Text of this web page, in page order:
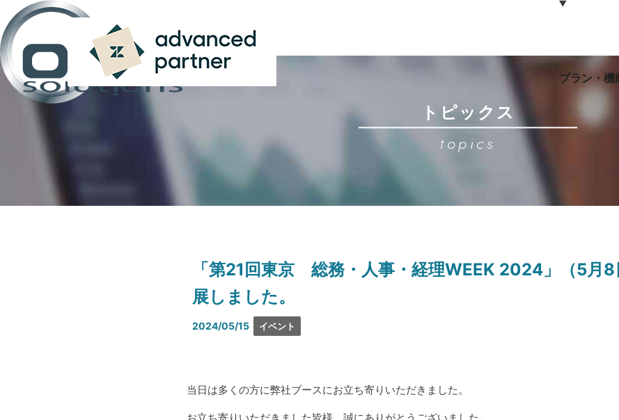
プラン・機
トピックス
topics
「第21回東京 総務・人事・経理WEEK 2024」（5月
展しました。
2024/05/15 イベント
当日は多くの方に弊社ブースにお立ち寄りいただきました。